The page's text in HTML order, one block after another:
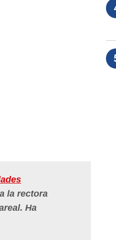
la rectora
Ha